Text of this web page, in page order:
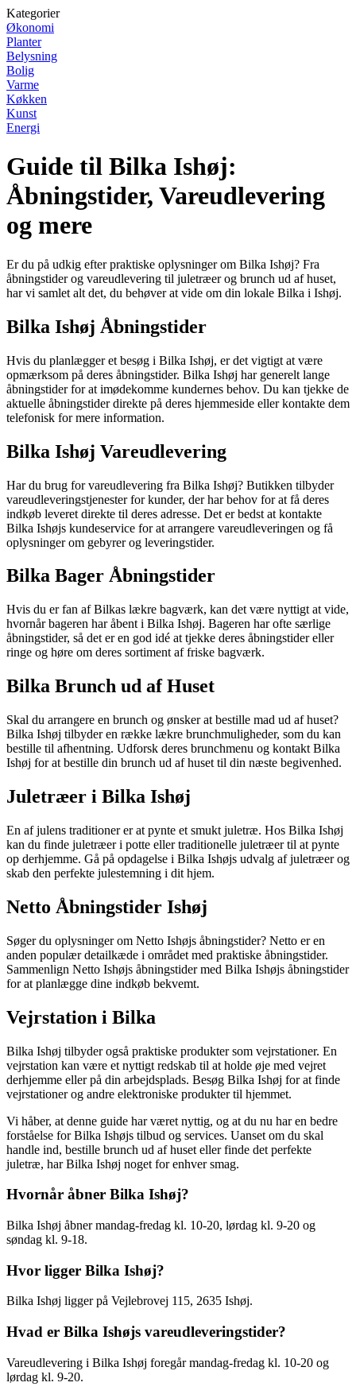
Kategorier
Økonomi
Planter
Belysning
Bolig
Varme
Køkken
Kunst
Energi
Guide til Bilka Ishøj:
Åbningstider, Vareudlevering
og mere
Er du på udkig efter praktiske oplysninger om Bilka Ishøj? Fra
åbningstider og vareudlevering til juletræer og brunch ud af huset,
har vi samlet alt det, du behøver at vide om din lokale Bilka i Ishøj.
Bilka Ishøj Åbningstider
Hvis du planlægger et besøg i Bilka Ishøj, er det vigtigt at være
opmærksom på deres åbningstider. Bilka Ishøj har generelt lange
åbningstider for at imødekomme kundernes behov. Du kan tjekke de
aktuelle åbningstider direkte på deres hjemmeside eller kontakte dem
telefonisk for mere information.
Bilka Ishøj Vareudlevering
Har du brug for vareudlevering fra Bilka Ishøj? Butikken tilbyder
vareudleveringstjenester for kunder, der har behov for at få deres
indkøb leveret direkte til deres adresse. Det er bedst at kontakte
Bilka Ishøjs kundeservice for at arrangere vareudleveringen og få
oplysninger om gebyrer og leveringstider.
Bilka Bager Åbningstider
Hvis du er fan af Bilkas lækre bagværk, kan det være nyttigt at vide,
hvornår bageren har åbent i Bilka Ishøj. Bageren har ofte særlige
åbningstider, så det er en god idé at tjekke deres åbningstider eller
ringe og høre om deres sortiment af friske bagværk.
Bilka Brunch ud af Huset
Skal du arrangere en brunch og ønsker at bestille mad ud af huset?
Bilka Ishøj tilbyder en række lækre brunchmuligheder, som du kan
bestille til afhentning. Udforsk deres brunchmenu og kontakt Bilka
Ishøj for at bestille din brunch ud af huset til din næste begivenhed.
Juletræer i Bilka Ishøj
En af julens traditioner er at pynte et smukt juletræ. Hos Bilka Ishøj
kan du finde juletræer i potte eller traditionelle juletræer til at pynte
op derhjemme. Gå på opdagelse i Bilka Ishøjs udvalg af juletræer og
skab den perfekte julestemning i dit hjem.
Netto Åbningstider Ishøj
Søger du oplysninger om Netto Ishøjs åbningstider? Netto er en
anden populær detailkæde i området med praktiske åbningstider.
Sammenlign Netto Ishøjs åbningstider med Bilka Ishøjs åbningstider
for at planlægge dine indkøb bekvemt.
Vejrstation i Bilka
Bilka Ishøj tilbyder også praktiske produkter som vejrstationer. En
vejrstation kan være et nyttigt redskab til at holde øje med vejret
derhjemme eller på din arbejdsplads. Besøg Bilka Ishøj for at finde
vejrstationer og andre elektroniske produkter til hjemmet.
Vi håber, at denne guide har været nyttig, og at du nu har en bedre
forståelse for Bilka Ishøjs tilbud og services. Uanset om du skal
handle ind, bestille brunch ud af huset eller finde det perfekte
juletræ, har Bilka Ishøj noget for enhver smag.
Hvornår åbner Bilka Ishøj?
Bilka Ishøj åbner mandag-fredag kl. 10-20, lørdag kl. 9-20 og
søndag kl. 9-18.
Hvor ligger Bilka Ishøj?
Bilka Ishøj ligger på Vejlebrovej 115, 2635 Ishøj.
Hvad er Bilka Ishøjs vareudleveringstider?
Vareudlevering i Bilka Ishøj foregår mandag-fredag kl. 10-20 og
lørdag kl. 9-20.